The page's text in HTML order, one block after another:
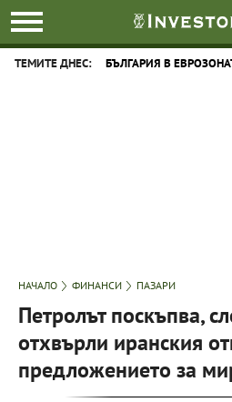
ТЕМИТЕ ДНЕС: БЪЛГАРИЯ В
НАЧАЛО ФИНАНСИ ПАЗАРИ
Петролът поскъпва,
отхвърли иранския
предложението за